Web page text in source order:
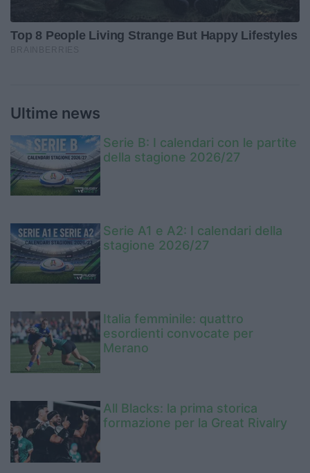
Ultime news
Serie B: I calendari con le partite
della stagione 2026/27
Serie A1 e A2: I calendari della
stagione 2026/27
Italia femminile: quattro
esordienti convocate per
Merano
All Blacks: la prima storica
formazione per la Great Rivalry